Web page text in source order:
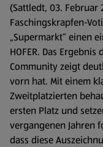
(Sattledt, 03. Februar
Faschingskrapfen-
„Supermarkt“ einen
HOFER. Das
Community zeigt
vorn hat. Mit einem
Zweitplatzierten
ersten Platz und
vergangenen Jahren
dass diese